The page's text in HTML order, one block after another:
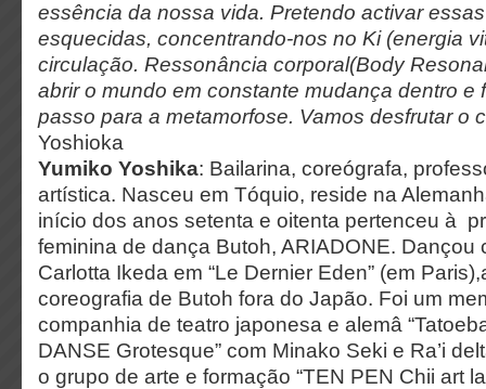
essência da nossa vida. Pretendo activar
esquecidas, concentrando-nos no Ki (energia
circulação. Ressonância corporal(Body
abrir o mundo em constante mudança dentro e
passo para a metamorfose. Vamos desfrutar o
Yoshioka
Yumiko Yoshika: Bailarina, coreógrafa,
artística. Nasceu em Tóquio, reside na
início dos anos setenta e oitenta pertenceu à
feminina de dança Butoh, ARIADONE. Dançou
Carlotta Ikeda em “Le Dernier Eden” (em
coreografia de Butoh fora do Japão. Foi um
companhia de teatro japonesa e alemâ
DANSE Grotesque” com Minako Seki e Ra’i
o grupo de arte e formação “TEN PEN Chii art